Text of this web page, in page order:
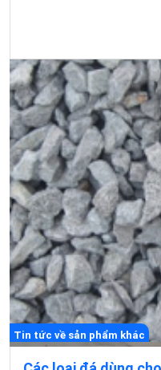
Tin tức về sản phẩm khác